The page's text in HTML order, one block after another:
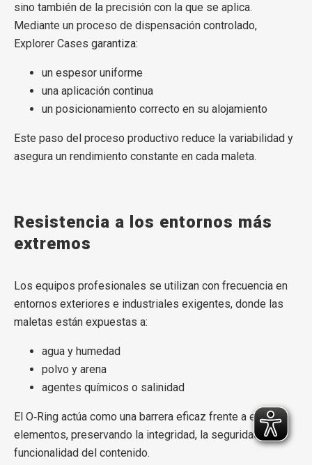
sino también de la precisión con la que se aplica.
Mediante un proceso de dispensación controlado,
Explorer Cases garantiza:
un espesor uniforme
una aplicación continua
un posicionamiento correcto en su alojamiento
Este paso del proceso productivo reduce la variabilidad y
asegura un rendimiento constante en cada maleta.
Resistencia a los entornos más
extremos
Los equipos profesionales se utilizan con frecuencia en
entornos exteriores e industriales exigentes, donde las
maletas están expuestas a:
agua y humedad
polvo y arena
agentes químicos o salinidad
El O‑Ring actúa como una barrera eficaz frente a estos
elementos, preservando la integridad, la seguridad y la
funcionalidad del contenido.